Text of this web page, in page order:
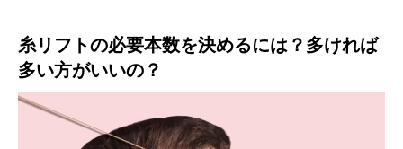
糸リフトの必要本数を決めるには？多ければ
多い方がいいの？